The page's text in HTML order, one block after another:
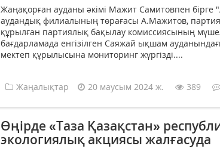
Жаңақорған ауданы әкімі Мажит Самитовпен бірге
аудандық филиалының төрағасы А.Мажитов,
құрылған партиялық бақылау комиссиясының
бағдарламада енгізілген Саяжай ықшам
мектеп құрылысына мониторинг жүргізді....
Жаңалықтар 20 маусым 2024 ж. 389
Өңірде «Таза Қазақстан»
экологиялық акциясы жалғасуда